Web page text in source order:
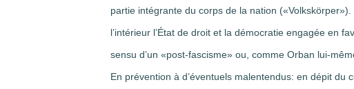
partie intégrante du corps de la nation
l’intérieur l’État de droit et la démocratie engagée en
sensu d’un «post-fascisme» ou, comme Orban lui-
En prévention à d’éventuels malentendus: en dépit du